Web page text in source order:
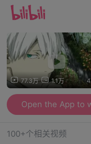
77.3万 1.1万
Open the App to
100+个相关视频